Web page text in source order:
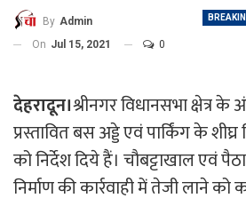
By Admin
On Jul 15, 2021 0
देहरादून।श्रीनगर विधानसभा क्षेत्र के
प्रस्तावित बस अड्डे एवं पार्किंग के
को निर्देश दिये हैं। चौबट्टाखाल एवं
निर्माण की कार्रवाही में तेजी लाने को